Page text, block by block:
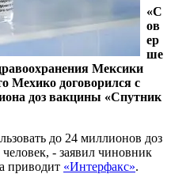
«С
ов
ер
ше
Мексики
Мехико договорился с
доз вакцины «Спутник
до 24 миллионов доз
- заявил чиновник
приводит «Интерфакс».